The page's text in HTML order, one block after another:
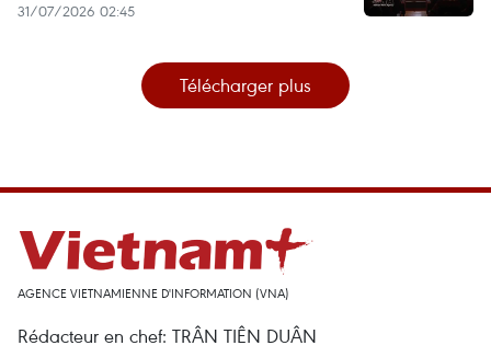
31/07/2026 02:45
Télécharger plus
AGENCE VIETNAMIENNE D'INFORMATION (VNA)
Rédacteur en chef: TRÂN TIÊN DUÂN